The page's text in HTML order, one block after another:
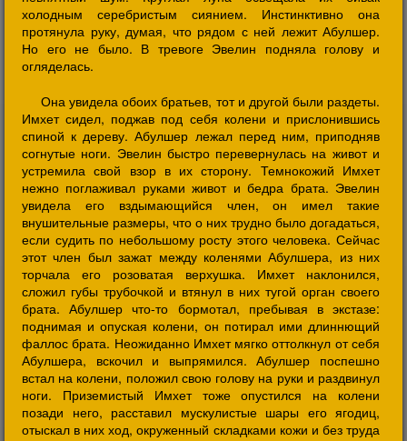
холодным серебристым сиянием. Инстинктивно она
протянула руку, думая, что рядом с ней лежит Абулшер.
Но его не было. В тревоге Эвелин подняла голову и
огляделась.
Она увидела обоих братьев, тот и другой были раздеты.
Имхет сидел, поджав под себя колени и прислонившись
спиной к дереву. Абулшер лежал перед ним, приподняв
согнутые ноги. Эвелин быстро перевернулась на живот и
устремила свой взор в их сторону. Темнокожий Имхет
нежно поглаживал руками живот и бедра брата. Эвелин
увидела его вздымающийся член, он имел такие
внушительные размеры, что о них трудно было догадаться,
если судить по небольшому росту этого человека. Сейчас
этот член был зажат между коленями Абулшера, из них
торчала его розоватая верхушка. Имхет наклонился,
сложил губы трубочкой и втянул в них тугой орган своего
брата. Абулшер что-то бормотал, пребывая в экстазе:
поднимая и опуская колени, он потирал ими длиннющий
фаллос брата. Неожиданно Имхет мягко оттолкнул от себя
Абулшера, вскочил и выпрямился. Абулшер поспешно
встал на колени, положил свою голову на руки и раздвинул
ноги. Приземистый Имхет тоже опустился на колени
позади него, расставил мускулистые шары его ягодиц,
отыскал в них ход, окруженный складками кожи и без труда